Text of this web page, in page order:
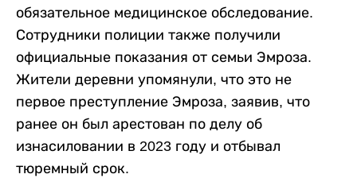
обязательное медицинское обследование.
Сотрудники полиции также получили
официальные показания от семьи Эмроза.
Жители деревни упомянули, что это не
первое преступление Эмроза, заявив, что
ранее он был арестован по делу об
изнасиловании в 2023 году и отбывал
тюремный срок.